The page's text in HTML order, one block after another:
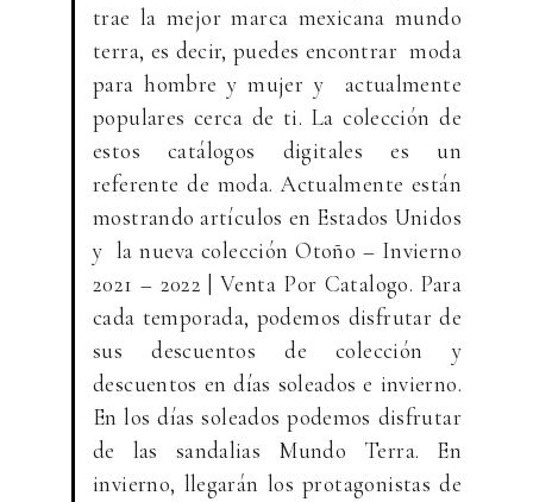
trae la mejor marca mexicana mundo
terra, es decir, puedes encontrar moda
para hombre y mujer y actualmente
populares cerca de ti. La colección de
estos catálogos digitales es un
referente de moda. Actualmente están
mostrando artículos en Estados Unidos
y la nueva colección Otoño – Invierno
2021 – 2022 | Venta Por Catalogo. Para
cada temporada, podemos disfrutar de
sus descuentos de colección y
descuentos en días soleados e invierno.
En los días soleados podemos disfrutar
de las sandalias Mundo Terra. En
invierno, llegarán los protagonistas de